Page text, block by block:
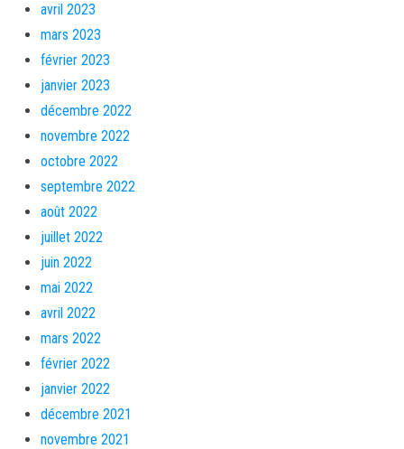
avril 2023
mars 2023
février 2023
janvier 2023
décembre 2022
novembre 2022
octobre 2022
septembre 2022
août 2022
juillet 2022
juin 2022
mai 2022
avril 2022
mars 2022
février 2022
janvier 2022
décembre 2021
novembre 2021